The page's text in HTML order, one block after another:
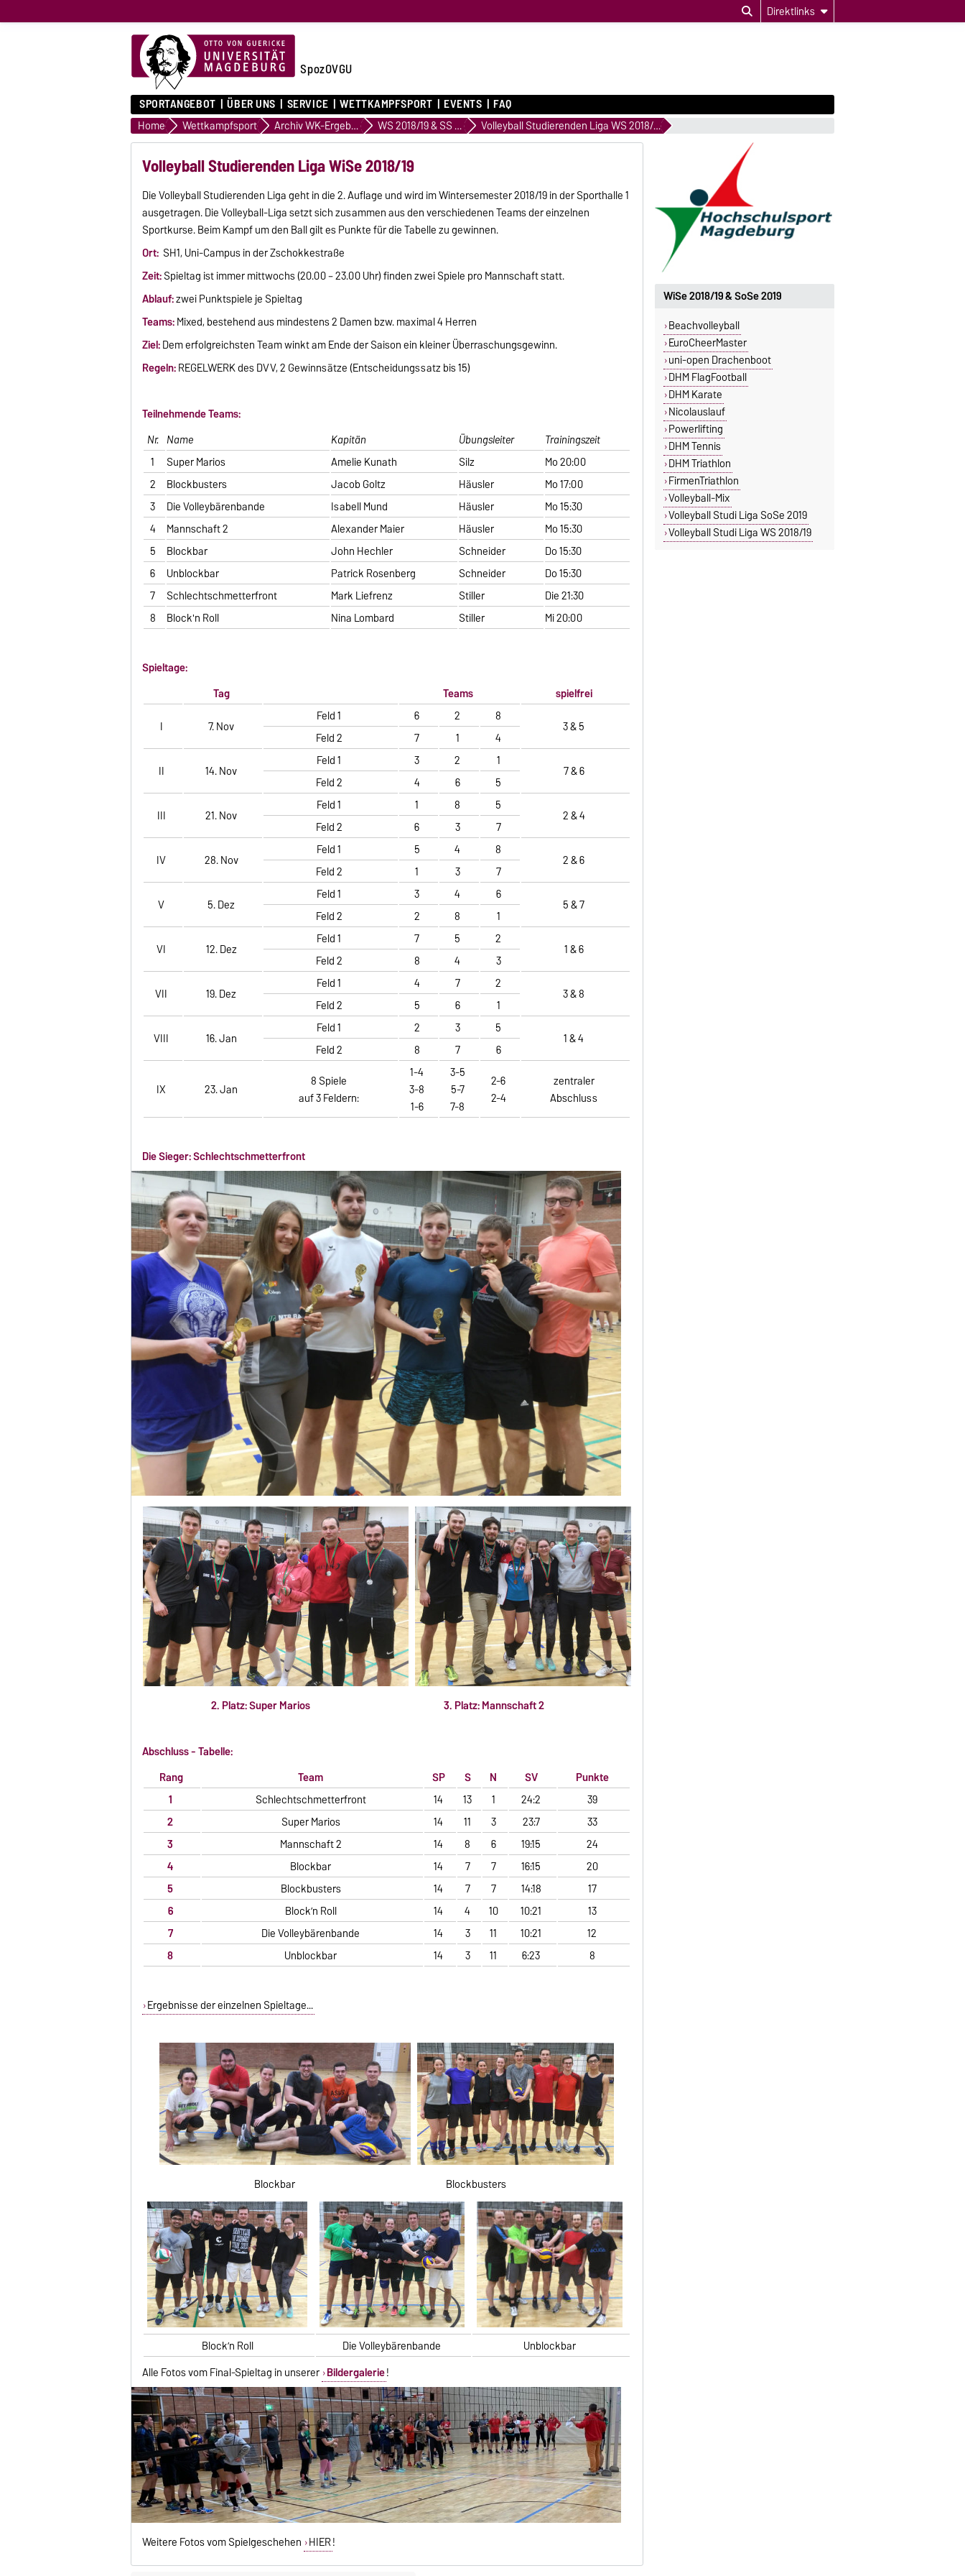
Direktlinks
SpozOVGU
SPORTANGEBOT ÜBER UNS SERVICE WETTKAMPFSPORT EVENTS FAQ
Home Wettkampfsport Archiv WK-Ergebnisse WS 2018/19 & SS 2019 Volleyball Studierenden Liga WS 2018/19
Volleyball Studierenden Liga WiSe 2018/19
Die Volleyball Studierenden Liga geht in die 2. Auflage und wird im Wintersemester 2018/19 in der Sporthalle 1
ausgetragen. Die Volleyball-Liga setzt sich zusammen aus den verschiedenen Teams der einzelnen
Sportkurse. Beim Kampf um den Ball gilt es Punkte für die Tabelle zu gewinnen.
Ort: SH1, Uni-Campus in der Zschokkestraße
Zeit:Spieltag ist immer mittwochs (20.00 – 23.00 Uhr) finden zwei Spiele pro Mannschaft statt.
Ablauf:zwei Punktspiele je Spieltag
Teams:Mixed, bestehend aus mindestens 2 Damen bzw. maximal 4 Herren
Ziel:Dem erfolgreichsten Team winkt am Ende der Saison ein kleiner Überraschungsgewinn.
Regeln:REGELWERK des DVV, 2 Gewinnsätze (Entscheidungssatz bis 15)
Teilnehmende Teams:
Nr. Name Kapitän Übungsleiter
Trainingszeit
1
Super Marios Amelie Kunath Silz
Mo 20:00
2
Blockbusters Jacob Goltz Häusler
Mo 17:00
3
Die Volleybärenbande Isabell Mund Häusler
Mo 15:30
4
Mannschaft 2 Alexander Maier Häusler
Mo 15:30
5
Blockbar John Hechler Schneider
Do 15:30
6
Unblockbar Patrick Rosenberg Schneider
Do 15:30
7
Schlechtschmetterfront Mark Liefrenz Stiller
Die 21:30
8
Block'n Roll Nina Lombard Stiller Mi 20:00
Spieltage:
Tag
Teams
spielfrei
I
7. Nov
Feld 1 6 2 8
3 & 5
Feld 2 7 1
4
II
14. Nov
Feld 1 3 2 1
7 & 6
Feld 2 4 6
5
III
21. Nov
Feld 1 1 8 5
2 & 4
Feld 2 6 3
7
IV
28. Nov
Feld 1 5 4 8
2 & 6
Feld 2 1 3
7
V
5. Dez
Feld 1 3 4 6
5 & 7
Feld 2 2 8
1
VI
12. Dez
Feld 1 7 5 2
1 & 6
Feld 2 8 4
3
VII
19. Dez
Feld 1 4 7 2
3 & 8
Feld 2 5 6
1
VIII
16. Jan
Feld 1 2 3 5
1 & 4
Feld 2 8 7 6
IX 23. Jan
8 Spiele
auf 3 Feldern:
1-4
3-8
1-6
3-5
5-7
7-8
2-6
2-4
zentraler
Abschluss
Die Sieger: Schlechtschmetterfront
2. Platz: Super Marios 3. Platz: Mannschaft 2
Abschluss - Tabelle:
Rang
Team SP S N SV
Punkte
1
Schlechtschmetterfront 14 13 1 24:2
39
2
Super Marios 14 11 3 23:7
33
3
Mannschaft 2 14 8 6 19:15
24
4
Blockbar 14 7 7 16:15
20
5
Blockbusters 14 7 7 14:18
17
6
Block’n Roll 14 4 10 10:21
13
7
Die Volleybärenbande 14 3 11 10:21
12
8
Unblockbar 14 3 11 6:23 8
Ergebnisse der einzelnen Spieltage...
Blockbar Blockbusters
Block’n Roll Die Volleybärenbande
Unblockbar
Alle Fotos vom Final-Spieltag in unserer Bildergalerie!
Weitere Fotos vom Spielgeschehen HIER!
WiSe 2018/19 & SoSe 2019
Beachvolleyball
EuroCheerMaster
uni-open Drachenboot
DHM FlagFootball
DHM Karate
Nicolauslauf
Powerlifting
DHM Tennis
DHM Triathlon
FirmenTriathlon
Volleyball-Mix
Volleyball Studi Liga SoSe 2019
Volleyball Studi Liga WS 2018/19